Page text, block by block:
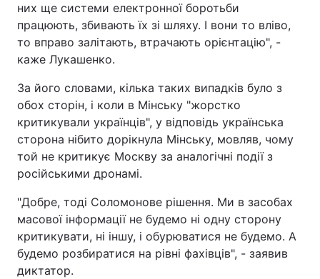
них ще системи електронної боротьби
працюють, збивають їх зі шляху. І вони то вліво,
то вправо залітають, втрачають орієнтацію", -
каже Лукашенко.
За його словами, кілька таких випадків було з
обох сторін, і коли в Мінську "жорстко
критикували українців", у відповідь українська
сторона нібито дорікнула Мінську, мовляв, чому
той не критикує Москву за аналогічні події з
російськими дронамі.
"Добре, тоді Соломонове рішення. Ми в засобах
масової інформації не будемо ні одну сторону
критикувати, ні іншу, і обурюватися не будемо. А
будемо розбиратися на рівні фахівців", - заявив
диктатор.